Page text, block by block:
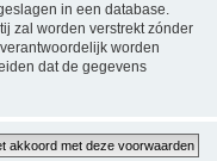
in een database.
zal worden verstrekt zónder
worden
dat de gegevens